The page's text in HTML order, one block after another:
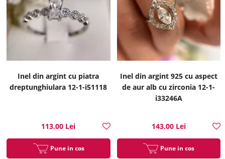
Inel din argint cu piatra
dreptunghiulara 12-1-i51118
113.00 Lei
Pune in cos
Inel din argint 925 cu aspect
de aur alb cu zirconia 12-1-
i33246A
143.00 Lei
Pune in cos